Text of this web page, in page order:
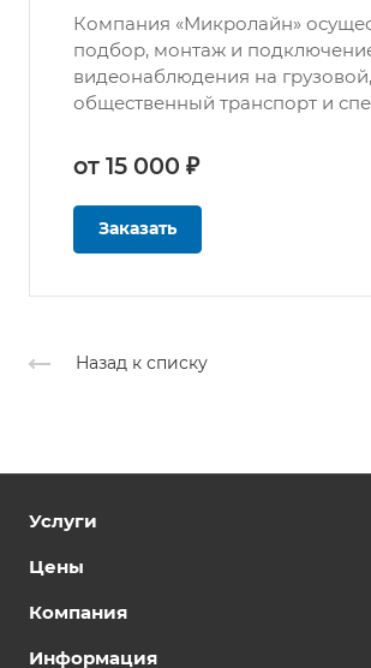
Компания «Микролайн»
подбор, монтаж и
видеонаблюдения на грузовой,
общественный транспорт и
от 15 000 ₽
Заказать
Назад к списку
Услуги
Цены
Компания
Информация